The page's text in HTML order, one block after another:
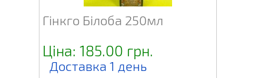
Гінкго Білоба 250мл
Ціна: 185.00 грн.
Доставка 1 день